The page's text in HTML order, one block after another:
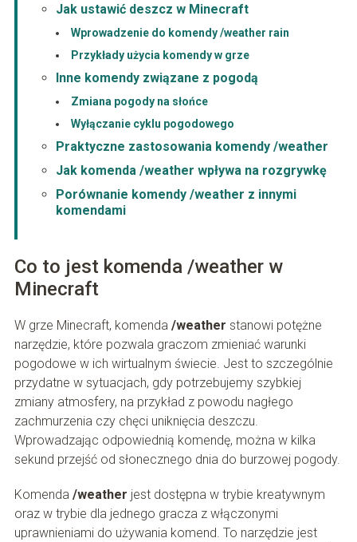
Jak ustawić deszcz w Minecraft
Wprowadzenie do komendy /weather rain
Przykłady użycia komendy w grze
Inne komendy związane z pogodą
Zmiana pogody na słońce
Wyłączanie cyklu pogodowego
Praktyczne zastosowania komendy /weather
Jak komenda /weather wpływa na rozgrywkę
Porównanie komendy /weather z innymi
komendami
Co to jest komenda /weather w
Minecraft
W grze Minecraft, komenda /weather stanowi potężne
narzędzie, które pozwala graczom zmieniać warunki
pogodowe w ich wirtualnym świecie. Jest to szczególnie
przydatne w sytuacjach, gdy potrzebujemy szybkiej
zmiany atmosfery, na przykład z powodu nagłego
zachmurzenia czy chęci uniknięcia deszczu.
Wprowadzając odpowiednią komendę, można w kilka
sekund przejść od słonecznego dnia do burzowej pogody.
Komenda /weather jest dostępna w trybie kreatywnym
oraz w trybie dla jednego gracza z włączonymi
uprawnieniami do używania komend. To narzędzie jest